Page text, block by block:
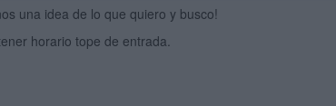
una idea de lo que quiero y busco!
horario tope de entrada.